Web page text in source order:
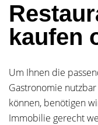
kaufen
Um Ihnen die
Gastronomie
können, benötigen
Immobilie gerecht